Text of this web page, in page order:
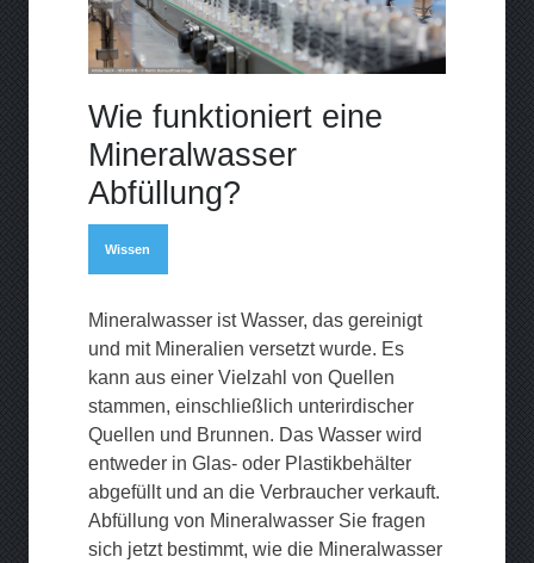
Wie funktioniert eine
Mineralwasser
Abfüllung?
Wissen
Mineralwasser ist Wasser, das gereinigt
und mit Mineralien versetzt wurde. Es
kann aus einer Vielzahl von Quellen
stammen, einschließlich unterirdischer
Quellen und Brunnen. Das Wasser wird
entweder in Glas- oder Plastikbehälter
abgefüllt und an die Verbraucher verkauft.
Abfüllung von Mineralwasser Sie fragen
sich jetzt bestimmt, wie die Mineralwasser